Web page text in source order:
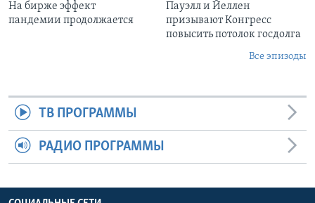
На бирже эффект
пандемии продолжается
Пауэлл и Йеллен
призывают Конгресс
повысить потолок госдолга
Все эпизоды
ТВ ПРОГРАММЫ
РАДИО ПРОГРАММЫ